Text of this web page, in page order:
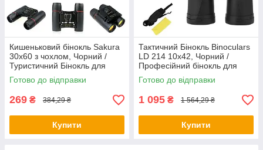
Кишеньковий бінокль Sakura
30х60 з чохлом, Чорний /
Туристичний Бінокль для
полювання та риболовлі
Готово до відправки
269 ₴ 384,29 ₴
Купити
Тактичний Бінокль Binoculars
LD 214 10х42, Чорний /
Професійний бінокль для
полювання та риболовлі
Готово до відправки
1 095 ₴ 1 564,29 ₴
Купити